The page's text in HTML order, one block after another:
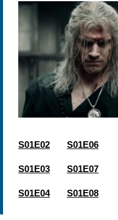
S01E02 S01E06
S01E03 S01E07
S01E04 S01E08